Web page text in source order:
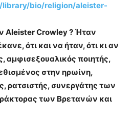
bio/religion/aleister-
Aleister Crowley ? Ήταν
ότι και να ήταν, ότι κι αν
αμφισεξουαλικός ποιητής,
στην ηρωίνη,
ρατσιστής, συνεργάτης των
των Βρετανών και